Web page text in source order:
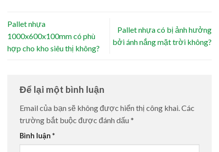
Pallet nhựa
1000x600x100mm có phù
hợp cho kho siêu thị không?
Pallet nhựa có bị ảnh hưởng
bởi ánh nắng mặt trời không?
Để lại một bình luận
Email của bạn sẽ không được hiển thị công khai. Các
trường bắt buộc được đánh dấu *
Bình luận *